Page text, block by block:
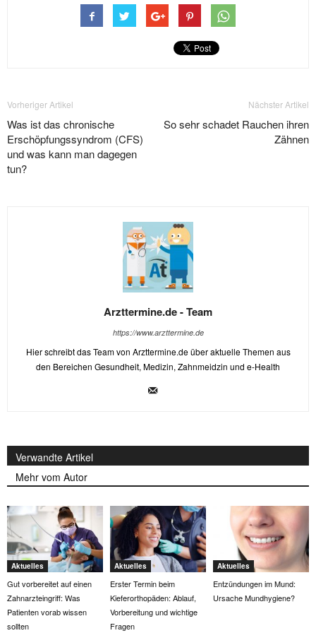
Vorheriger Artikel
Was ist das chronische
Erschöpfungssyndrom (CFS)
und was kann man dagegen
tun?
Nächster Artikel
So sehr schadet Rauchen ihren
Zähnen
Arzttermine.de - Team
https://www.arzttermine.de
Hier schreibt das Team von Arzttermine.de über aktuelle Themen aus
den Bereichen Gesundheit, Medizin, Zahnmeidzin und e-Health
Verwandte Artikel
Mehr vom Autor
Aktuelles
Gut vorbereitet auf einen
Zahnarzteingriff: Was
Patienten vorab wissen
sollten
Aktuelles
Erster Termin beim
Kieferorthopäden: Ablauf,
Vorbereitung und wichtige
Fragen
Aktuelles
Entzündungen im Mund:
Ursache Mundhygiene?